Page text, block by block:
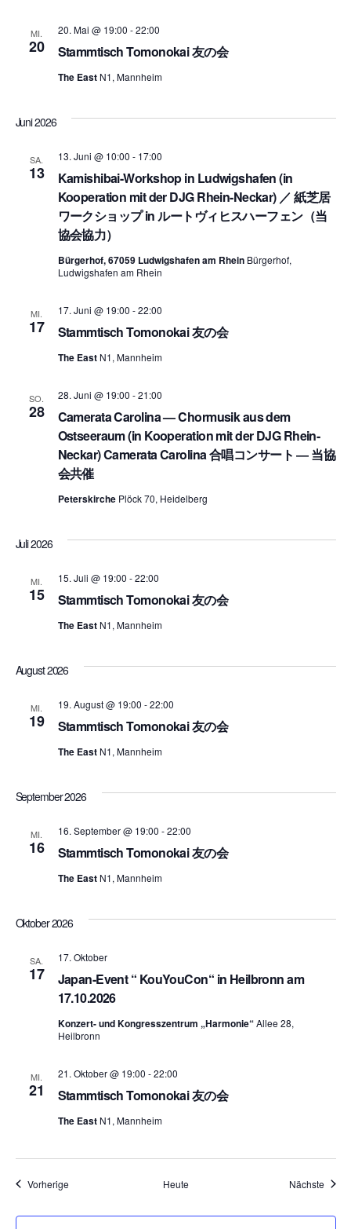
MI.
20 Stammtisch Tomonokai 友の会
20. Mai @ 19:00 -22:00
The East N1, Mannheim
Juni 2026
SA.
13
Kamishibai-Workshop in Ludwigshafen (in
Kooperation mit der DJG Rhein-Neckar) ／ 紙芝居
ワークショップ in ルートヴィヒスハーフェン（当
協会協力）
13. Juni @ 10:00 - 17:00
Bürgerhof, 67059 Ludwigshafen am Rhein Bürgerhof,
Ludwigshafen am Rhein
MI.
17 Stammtisch Tomonokai 友の会
17. Juni @ 19:00 -22:00
The East N1, Mannheim
SO.
28
Camerata Carolina — Chormusik aus dem
Ostseeraum (in Kooperation mit der DJG Rhein-
Neckar) Camerata Carolina 合唱コンサート ― 当協
会共催
28. Juni @ 19:00 -21:00
Peterskirche Plöck 70, Heidelberg
Juli 2026
MI.
15 Stammtisch Tomonokai 友の会
15. Juli @ 19:00 -22:00
The East N1, Mannheim
August 2026
MI.
19 Stammtisch Tomonokai 友の会
19. August @ 19:00 -22:00
The East N1, Mannheim
September 2026
MI.
16 Stammtisch Tomonokai 友の会
16. September @ 19:00 -22:00
The East N1, Mannheim
Oktober 2026
SA.
17
Japan-Event “ KouYouCon“ in Heilbronn am
17.10.2026
17. Oktober
Konzert- und Kongresszentrum „Harmonie“Allee 28,
Heilbronn
MI.
21 Stammtisch Tomonokai 友の会
21. Oktober @ 19:00 -22:00
The East N1, Mannheim
VorherigeVeranstaltungen Heute Nächste